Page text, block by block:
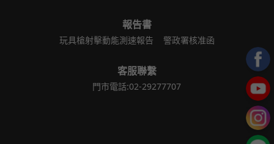
報告書
玩具槍射擊動能測速報告 警政署核准函
客服聯繫
門市電話:02-29277707